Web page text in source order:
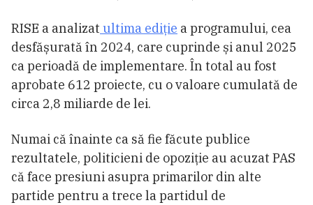
RISE a analizat ultima ediție a programului, cea
desfășurată în 2024, care cuprinde și anul 2025
ca perioadă de implementare. În total au fost
aprobate 612 proiecte, cu o valoare cumulată de
circa 2,8 miliarde de lei.
Numai că înainte ca să fie făcute publice
rezultatele, politicieni de opoziție au acuzat PAS
că face presiuni asupra primarilor din alte
partide pentru a trece la partidul de